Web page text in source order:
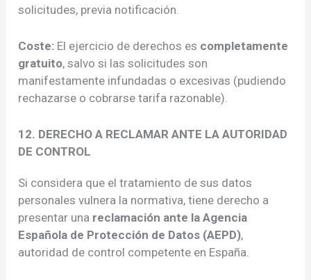
solicitudes, previa notificación.
Coste: El ejercicio de derechos es completamente
gratuito, salvo si las solicitudes son
manifestamente infundadas o excesivas (pudiendo
rechazarse o cobrarse tarifa razonable).
12. DERECHO A RECLAMAR ANTE LA AUTORIDAD
DE CONTROL
Si considera que el tratamiento de sus datos
personales vulnera la normativa, tiene derecho a
presentar una reclamación ante la Agencia
Española de Protección de Datos (AEPD),
autoridad de control competente en España.